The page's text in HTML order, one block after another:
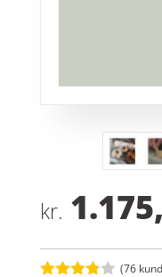
kr.
(76